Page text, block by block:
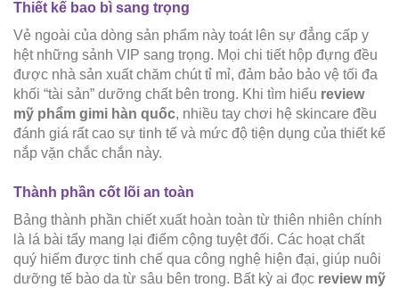
Thiết kế bao bì sang trọng
Vẻ ngoài của dòng sản phẩm này toát lên sự đẳng cấp y
hệt những sảnh VIP sang trọng. Mọi chi tiết hộp đựng đều
được nhà sản xuất chăm chút tỉ mỉ, đảm bảo bảo vệ tối đa
khối “tài sản” dưỡng chất bên trong. Khi tìm hiểu review
mỹ phẩm gimi hàn quốc, nhiều tay chơi hệ skincare đều
đánh giá rất cao sự tinh tế và mức độ tiện dụng của thiết kế
nắp vặn chắc chắn này.
Thành phần cốt lõi an toàn
Bảng thành phần chiết xuất hoàn toàn từ thiên nhiên chính
là lá bài tẩy mang lại điểm cộng tuyệt đối. Các hoạt chất
quý hiếm được tinh chế qua công nghệ hiện đại, giúp nuôi
dưỡng tế bào da từ sâu bên trong. Bất kỳ ai đọc review mỹ